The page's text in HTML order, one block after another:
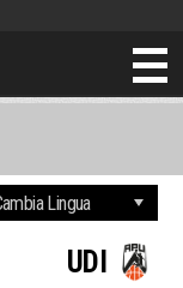
UDI